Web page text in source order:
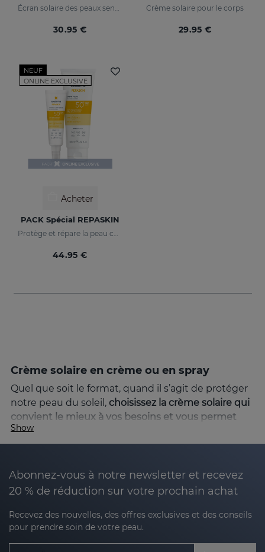
Écran solaire des peaux sensibles pour le visage
30.95 €
Crème solaire pour le corps
29.95 €
NEUF
ONLINE EXCLUSIVE
Acheter
PACK Spécial REPASKIN
44.95 €
Crème solaire en crème ou en spray
Quel que soit le format, quand il s’agit de protéger
notre peau du soleil, choisissez la crème solaire qui
convient le mieux à vos besoins et vous permet
une application efficace
ou en spray ont tous deux leurs avantages. Par
contrôle lorsque vous recouvrez toute votre peau
et la crème solaire en spray est pratique et rapide à
Produits solaires pour protéger la peau
Une exposition excessive au soleil peut entraîner
Show
Abonnez-vous à notre newsletter et recevez
20 % de réduction sur votre prochain achat
Recevez des nouvelles, des offres exclusives et des conseils
pour prendre soin de votre peau.